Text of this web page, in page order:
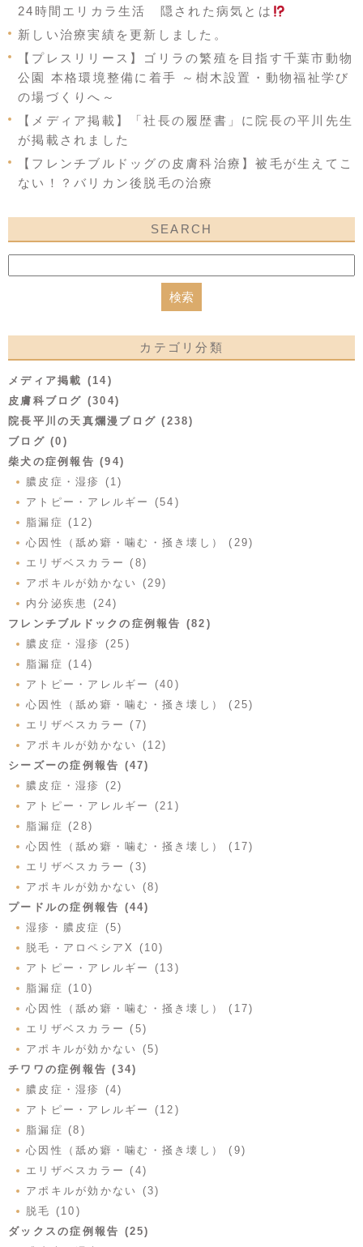
24時間エリカラ生活 隠された病気とは
新しい治療実績を更新しました。
【プレスリリース】ゴリラの繁殖を目指す千葉市動物
公園 本格環境整備に着手 ～樹木設置・動物福祉学び
の場づくりへ～
【メディア掲載】「社長の履歴書」に院長の平川先生
が掲載されました
【フレンチブルドッグの皮膚科治療】被毛が生えてこ
ない！？バリカン後脱毛の治療
SEARCH
カテゴリ分類
メディア掲載 (14)
皮膚科ブログ (304)
院長平川の天真爛漫ブログ (238)
ブログ (0)
柴犬の症例報告 (94)
膿皮症・湿疹 (1)
アトピー・アレルギー (54)
脂漏症 (12)
心因性（舐め癖・噛む・掻き壊し） (29)
エリザベスカラー (8)
アポキルが効かない (29)
内分泌疾患 (24)
フレンチブルドックの症例報告 (82)
膿皮症・湿疹 (25)
脂漏症 (14)
アトピー・アレルギー (40)
心因性（舐め癖・噛む・掻き壊し） (25)
エリザベスカラー (7)
アポキルが効かない (12)
シーズーの症例報告 (47)
膿皮症・湿疹 (2)
アトピー・アレルギー (21)
脂漏症 (28)
心因性（舐め癖・噛む・掻き壊し） (17)
エリザベスカラー (3)
アポキルが効かない (8)
プードルの症例報告 (44)
湿疹・膿皮症 (5)
脱毛・アロペシアX (10)
アトピー・アレルギー (13)
脂漏症 (10)
心因性（舐め癖・噛む・掻き壊し） (17)
エリザベスカラー (5)
アポキルが効かない (5)
チワワの症例報告 (34)
膿皮症・湿疹 (4)
アトピー・アレルギー (12)
脂漏症 (8)
心因性（舐め癖・噛む・掻き壊し） (9)
エリザベスカラー (4)
アポキルが効かない (3)
脱毛 (10)
ダックスの症例報告 (25)